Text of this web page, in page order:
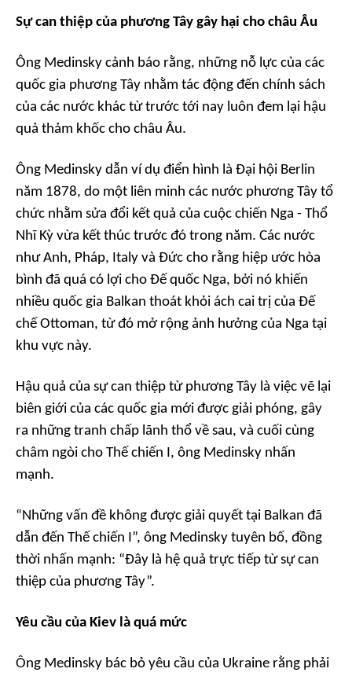
Sự can thiệp của phương Tây gây hại cho châu Âu
Ông Medinsky cảnh báo rằng, những nỗ lực của các
quốc gia phương Tây nhằm tác động đến chính sách
của các nước khác từ trước tới nay luôn đem lại hậu
quả thảm khốc cho châu Âu.
Ông Medinsky dẫn ví dụ điển hình là Đại hội Berlin
năm 1878, do một liên minh các nước phương Tây tổ
chức nhằm sửa đổi kết quả của cuộc chiến Nga - Thổ
Nhĩ Kỳ vừa kết thúc trước đó trong năm. Các nước
như Anh, Pháp, Italy và Đức cho rằng hiệp ước hòa
bình đã quá có lợi cho Đế quốc Nga, bởi nó khiến
nhiều quốc gia Balkan thoát khỏi ách cai trị của Đế
chế Ottoman, từ đó mở rộng ảnh hưởng của Nga tại
khu vực này.
Hậu quả của sự can thiệp từ phương Tây là việc vẽ lại
biên giới của các quốc gia mới được giải phóng, gây
ra những tranh chấp lãnh thổ về sau, và cuối cùng
châm ngòi cho Thế chiến I, ông Medinsky nhấn
mạnh.
“Những vấn đề không được giải quyết tại Balkan đã
dẫn đến Thế chiến I”, ông Medinsky tuyên bố, đồng
thời nhấn mạnh: “Đây là hệ quả trực tiếp từ sự can
thiệp của phương Tây”.
Yêu cầu của Kiev là quá mức
Ông Medinsky bác bỏ yêu cầu của Ukraine rằng phải